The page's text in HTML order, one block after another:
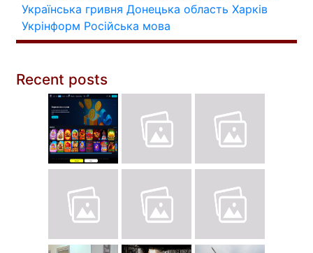
Українська гривня Донецька область Харків
Укрінформ Російська мова
Recent posts